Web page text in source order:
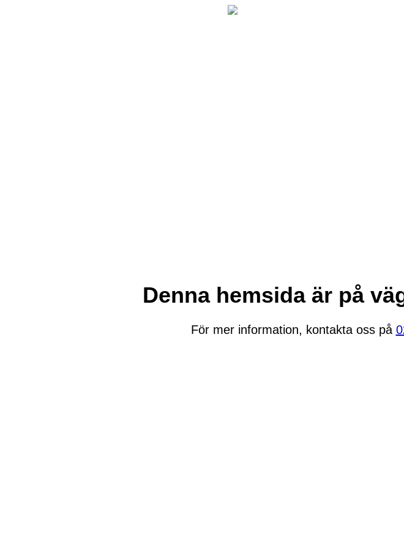
Denna hemsida är på
För mer information, kontakta oss på